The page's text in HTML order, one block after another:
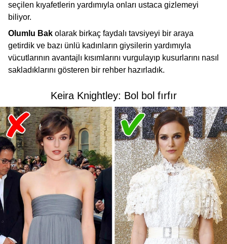
seçilen kıyafetlerin yardımıyla onları ustaca gizlemeyi
biliyor.
Olumlu Bak olarak birkaç faydalı tavsiyeyi bir araya
getirdik ve bazı ünlü kadınların giysilerin yardımıyla
vücutlarının avantajlı kısımlarını vurgulayıp kusurlarını nasıl
sakladıklarını gösteren bir rehber hazırladık.
Keira Knightley: Bol bol fırfır